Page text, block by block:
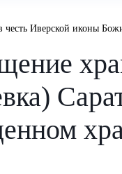
Матери ст.Тарханы (с.